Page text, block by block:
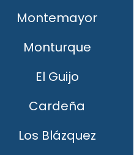
Montemayor
Monturque
El Guijo
Cardeña
Los Blázquez